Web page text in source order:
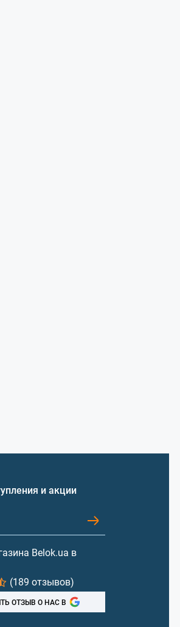
и акции
Belok.ua в
(189 отзывов)
ОТЗЫВ О НАС В